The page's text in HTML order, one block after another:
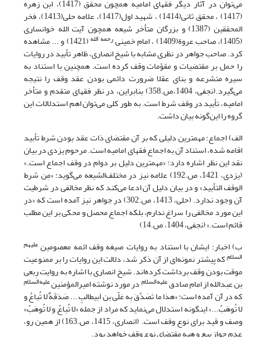
می‌توان در آثار دیگر فقهای امامیه همچون محقق (1417)، ابن زهره
(1417) ، محقق ثانی(1414) ، شهید اول(1417)، علامه حلی(1413)، فخر
المحققین (1387) و بزرگان متأخر شیعه همچون آیت الله خوانساری
(1405)، صاحب عروة(1409) ، امام خمینی رحمه الله (1421) و ... مشاهده
کرد. صاحب جواهر در نظری مشابه با شیخ انصاری، ظاهر تأبید در روایات
را حمل بر مقتضیات و مقوّمات وقف کرده است. همچنین با استناد به
سیره متشرعه و بنای عقلا ضرورت دائمی بودن عقد وقف را نتیجه
می‌گیرد.(نجفی، 1404،ص.358) بنابراین، در نظر فقهای متقدم و متأخر
امامیه، تأبید در وقف شرط است. به طور کلی می‌توان اهم استدلالات این
گروه را این‌گونه بیان داشت.
الف) اجماع؛ مهمترین دلیلی که بر آن مقتضای ذات عقد بودن شرط تأبید
اقامه شده، استناد آن به اجماع فقهای امامیه است. مرحوم یزدی در بیان
نقد این نظر اشاره دارد: «مهمترین دلیل بر دوام در وقف اجماع است.»
(یزدی، 1421، ص.192) علامه نیز در مختلف‌الشیعه می‌گوید: «مِن شرط
الوقف التأبید» و در بیان دلیل آن ادعا می‌کند که نظر مخالفی در شرطیت
آن وجود ندارد. (حلی، 1413، ص.302) در جواهر نیز آمده است که «در
این مورد مخالفی را سراغ ندارم، بلکه اجماع محصل و محکی بر این مطلب
قائم است.» (نجفی، 1404، ص.14)
ب) اخبار؛ ایشان با استناد به روایات صیغه وقف ائمه معصومین علیهم
السلامکه پیشتر نمونه‌ای از آن ذکر شد، دلالت این روایات را بر ممنوعیت
موقت بودن وقف برداشت کرده‌اند. شیخ انصاری با اشاره به روایت رِبعی
بن عبدالله از امام صادقعلیه‌السلام در مورد نوشته امیرالمؤمنینعلیه‌السلام
که در آن آمده است: «هذا ما تَصَدَّقَ بِه عَلّی بن اَبیطالبٍ ... صَدَقَهٌ لا تُباعُ و
لا تُوهَبُ...» اینگونه استدلال می‌نماید که مراد از جمله «لا تُباعُ و لا تُوهَبُ»
وصف و قید برای نوع وقف است. (انصاری، 1415، ص.163) از همین رو،